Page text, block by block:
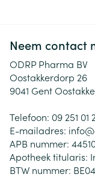
Neem contact
ODRP Pharma BV
Oostakkerdorp 26
9041 Gent
Telefoon: 09 251 01
E-mailadres: info@
APB nummer:
Apotheek titularis:
BTW nummer: